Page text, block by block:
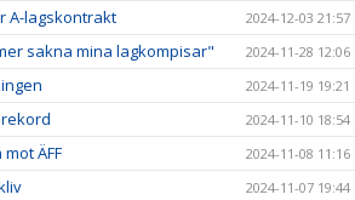
A-lagskontrakt 2024-12-03 21:57
sakna mina lagkompisar" 2024-11-28 12:06
2024-11-19 19:21
2024-11-10 18:54
ÄFF 2024-11-08 11:16
2024-11-07 19:44